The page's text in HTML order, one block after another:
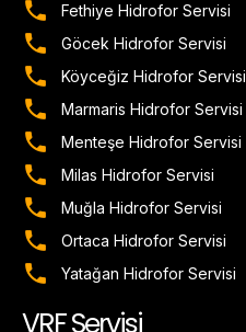
Fethiye Hidrofor Servisi
Göcek Hidrofor Servisi
Köyceğiz Hidrofor Servisi
Marmaris Hidrofor Servisi
Menteşe Hidrofor Servisi
Milas Hidrofor Servisi
Muğla Hidrofor Servisi
Ortaca Hidrofor Servisi
Yatağan Hidrofor Servisi
VRF Servisi